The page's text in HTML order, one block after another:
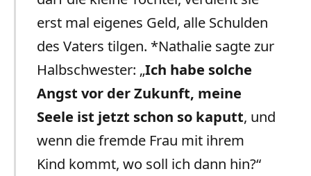
erst mal eigenes Geld, alle Schulden
des Vaters tilgen. *Nathalie sagte zur
Halbschwester: „Ich habe solche
Angst vor der Zukunft, meine
Seele ist jetzt schon so kaputt, und
wenn die fremde Frau mit ihrem
Kind kommt, wo soll ich dann hin?“